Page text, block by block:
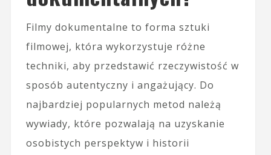
Filmy dokumentalne to forma sztuki
filmowej, która wykorzystuje różne
techniki, aby przedstawić rzeczywistość w
sposób autentyczny i angażujący. Do
najbardziej popularnych metod należą
wywiady, które pozwalają na uzyskanie
osobistych perspektyw i historii